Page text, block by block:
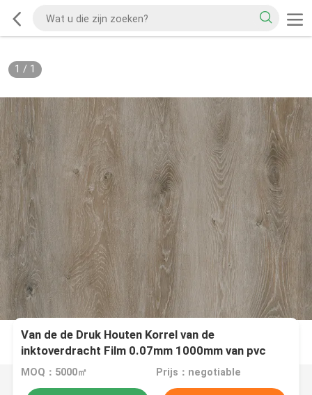
1 / 1
Van de de Druk Houten Korrel van de
inktoverdracht Film 0.07mm 1000mm van pvc
MOQ：5000㎡ Prijs：negotiable